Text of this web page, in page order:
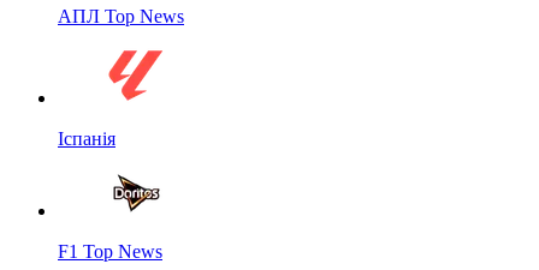
АПЛ Top News
Іспанія
F1 Top News